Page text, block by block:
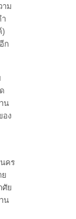
าม
)
ก
น
อง
คร
ศัย
น